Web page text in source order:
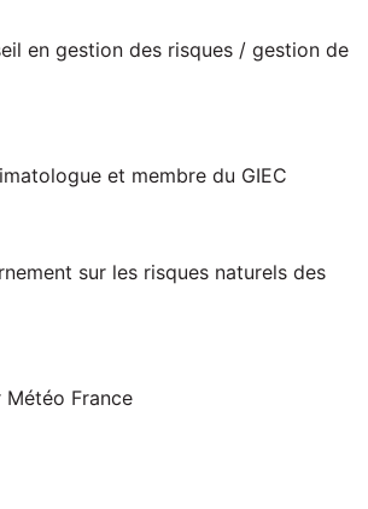
en gestion des risques / gestion de
et membre du GIEC
sur les risques naturels des
France